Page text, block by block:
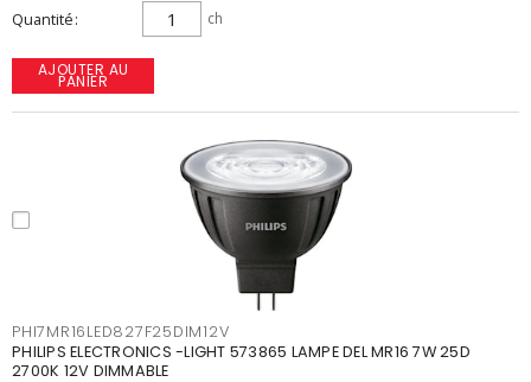
Quantité ch
AJOUTER AU
PANIER
PHI7MR16LED827F25DIM12V
PHILIPS ELECTRONICS -LIGHT 573865 LAMPE DEL MR16 7W 25D
2700K 12V DIMMABLE